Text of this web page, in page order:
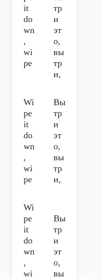
it
do
wn
,
wi
pe
тр
и
эт
о,
вы
тр
и,
Wi
pe
it
do
wn
,
wi
pe
Вы
тр
и
эт
о,
вы
тр
и,
Wi
pe
it
do
wn
,
wi
Вы
тр
и
эт
о,
вы